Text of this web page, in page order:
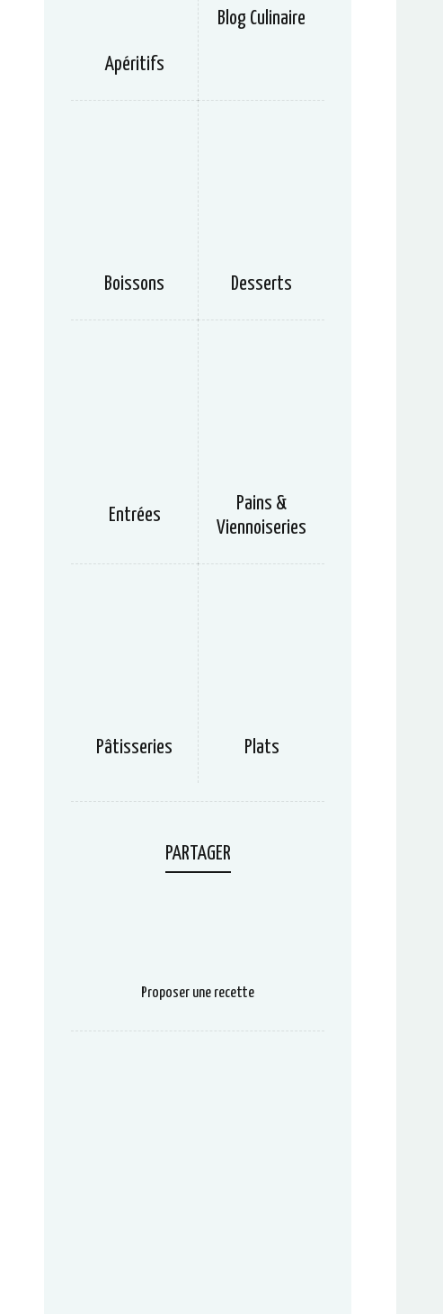
Apéritifs
Blog Culinaire
Boissons Desserts
Entrées
Pains &
Viennoiseries
Pâtisseries Plats
PARTAGER
Proposer une recette